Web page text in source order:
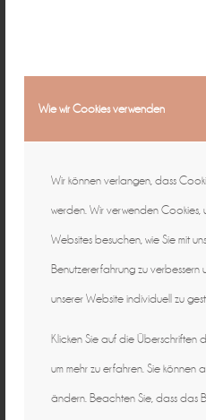
Wie wir Cookies verwenden
Wir können verlangen, dass
werden. Wir verwenden Cookies,
Websites besuchen, wie Sie mit
Benutzererfahrung zu verbessern
unserer Website individuell zu
Klicken Sie auf die Überschriften
um mehr zu erfahren. Sie können
ändern. Beachten Sie, dass das